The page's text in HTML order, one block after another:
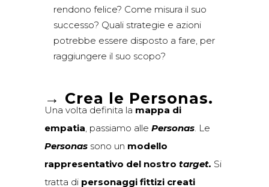
rendono felice? Come misura il suo
successo? Quali strategie e azioni
potrebbe essere disposto a fare, per
raggiungere il suo scopo?
→ Crea le Personas.
Una volta definita la mappa di
empatia, passiamo alle Personas. Le
Personas sono un modello
rappresentativo del nostro target. Si
tratta di personaggi fittizi creati